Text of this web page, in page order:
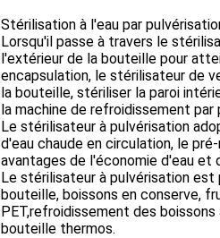
Stérilisation à l'eau par
Lorsqu'il passe à travers le
l'extérieur de la bouteille pour
encapsulation, le stérilisateur de
la bouteille, stériliser la paroi
la machine de refroidissement par
Le stérilisateur à pulvérisation
d'eau chaude en circulation, le
avantages de l'économie d'eau et
Le stérilisateur à pulvérisation
bouteille, boissons en conserve,
PET,refroidissement des
bouteille thermos.